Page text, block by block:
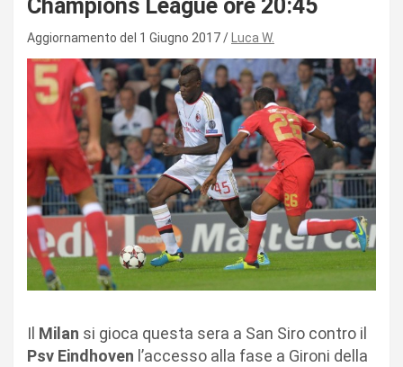
Champions League ore 20:45
Aggiornamento del 1 Giugno 2017 Luca W.
Il Milan si gioca questa sera a San Siro contro il
Psv Eindhoven l’accesso alla fase a Gironi della